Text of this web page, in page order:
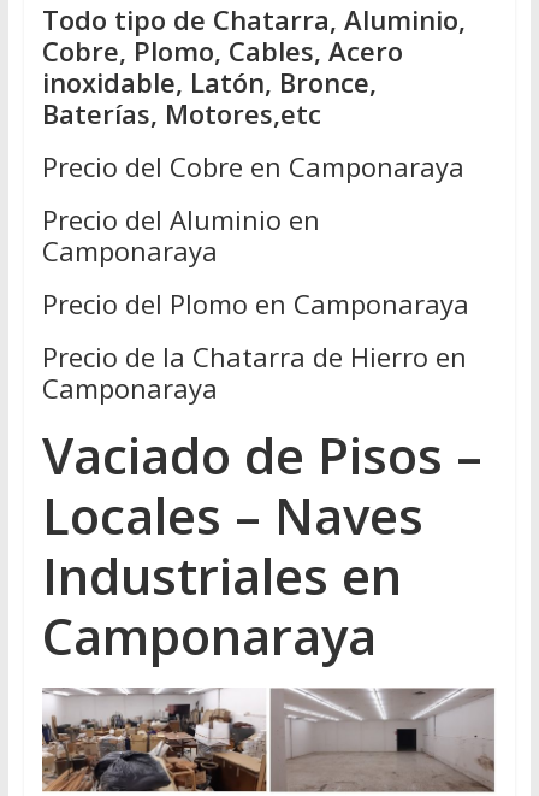
Todo tipo de Chatarra, Aluminio,
Cobre, Plomo, Cables, Acero
inoxidable, Latón, Bronce,
Baterías, Motores,etc
Precio del Cobre en Camponaraya
Precio del Aluminio en
Camponaraya
Precio del Plomo en Camponaraya
Precio de la Chatarra de Hierro en
Camponaraya
Vaciado de Pisos –
Locales – Naves
Industriales en
Camponaraya